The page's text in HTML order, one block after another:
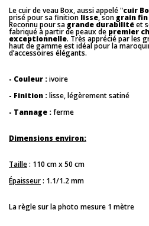
Le cuir de veau Box, aussi appelé "cuir
prisé pour sa finition lisse, son grain fin
Reconnu pour sa grande durabilitéet
fabriqué à partir de peaux de premier
exceptionnelle. Très apprécié par les
haut de gamme est idéal pour la
d’accessoires élégants.
- Couleur :ivoire
- Finition :lisse, légèrement satiné
- Tannage :ferme
Dimensions environ:
Taille: 110 cm x 50 cm
Épaisseur: 1.1/1.2 mm
La règle sur la photo mesure 1 mètre